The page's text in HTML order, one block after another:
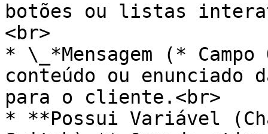
botões ou listas
<br>
* \_*Mensagem (*
conteúdo ou enunciado
para o cliente.<br>
* **Possui Variável